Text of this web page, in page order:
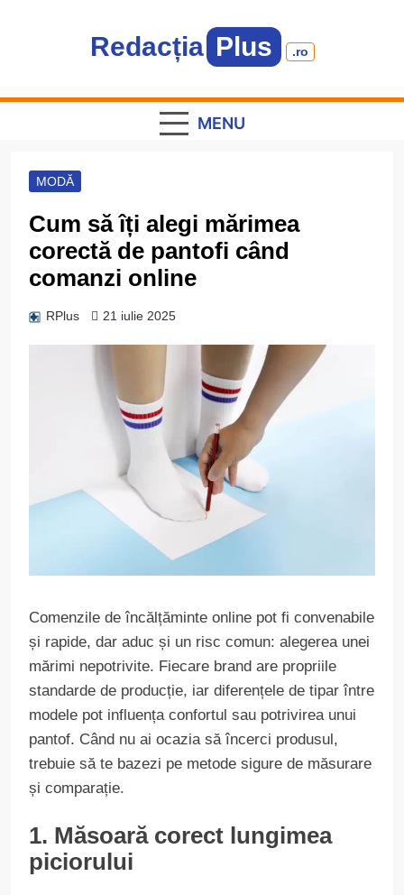
Redacția Plus .ro
MENU
MODĂ
Cum să îți alegi mărimea
corectă de pantofi când
comanzi online
RPlus 21 iulie 2025
Comenzile de încălțăminte online pot fi convenabile
și rapide, dar aduc și un risc comun: alegerea unei
mărimi nepotrivite. Fiecare brand are propriile
standarde de producție, iar diferențele de tipar între
modele pot influența confortul sau potrivirea unui
pantof. Când nu ai ocazia să încerci produsul,
trebuie să te bazezi pe metode sigure de măsurare
și comparație.
1. Măsoară corect lungimea
piciorului